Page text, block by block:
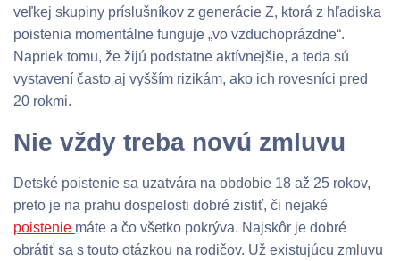
veľkej skupiny príslušníkov z generácie Z, ktorá z hľadiska
poistenia momentálne funguje „vo vzduchoprázdne“.
Napriek tomu, že žijú podstatne aktívnejšie, a teda sú
vystavení často aj vyšším rizikám, ako ich rovesníci pred
20 rokmi.
Nie vždy treba novú zmluvu
Detské poistenie sa uzatvára na obdobie 18 až 25 rokov,
preto je na prahu dospelosti dobré zistiť, či nejaké
poistenie máte a čo všetko pokrýva. Najskôr je dobré
obrátiť sa s touto otázkou na rodičov. Už existujúcu zmluvu